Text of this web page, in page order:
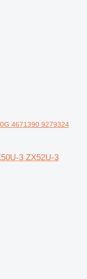
4671390 9279324
3 ZX52U-3